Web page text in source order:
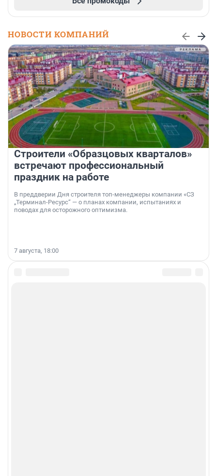
НОВОСТИ КОМПАНИЙ
Строители «Образцовых кварталов»
встречают профессиональный
праздник на работе
В преддверии Дня строителя топ-менеджеры компании «СЗ
„Терминал-Ресурс“ — о планах компании, испытаниях и
поводах для осторожного оптимизма.
7 августа, 18:00